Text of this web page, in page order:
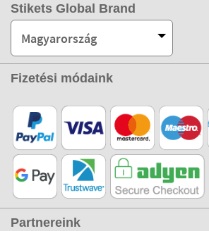
Stikets Global Brand
Magyarország
Fizetési módaink
Partnereink